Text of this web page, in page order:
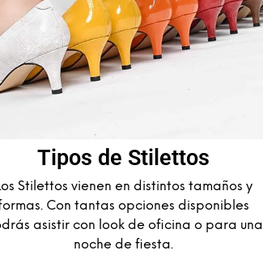
Tipos de Stilettos
Stilettos vienen en distintos tamaños y
Con tantas opciones disponibles
asistir con look de oficina o para una
noche de fiesta.